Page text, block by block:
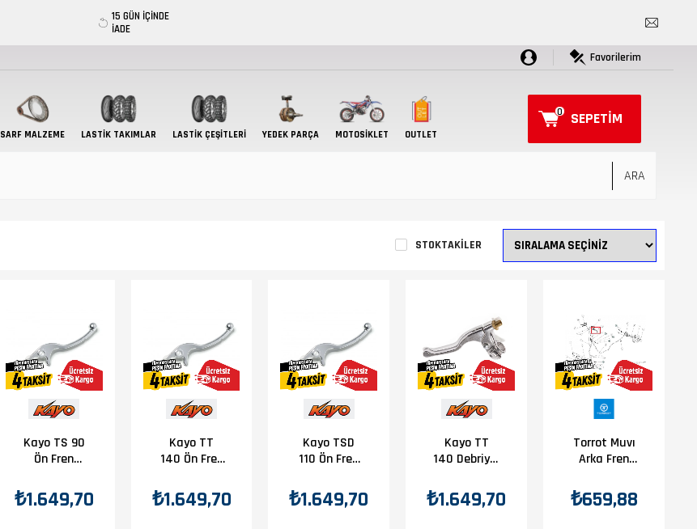
15 GÜN İÇİNDE
İADE
Favorilerim
SARF MALZEME LASTIK TAKIMLAR LASTİK ÇEŞİTLERİ YEDEK PARÇA MOTOSIKLET OUTLET
SEPETIM
0
STOKTAKILER
Kayo TS 90
Ön Fren
₺1.649,70
Kayo TT
140 Ön Fren
₺1.649,70
Kayo TSD
110 Ön Fren
₺1.649,70
Kayo TT
140 Debriyaj
₺1.649,70
Torrot Muvı
Arka Fren
₺659,88